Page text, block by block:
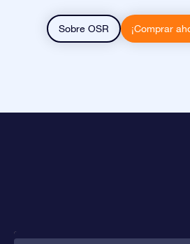
Sobre OSR ¡Comprar